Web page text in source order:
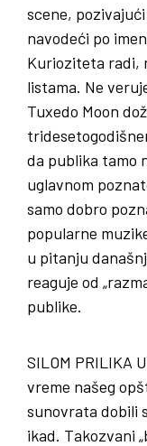
scene,
navodeći po
Kurioziteta radi,
listama. Ne
Tuxedo Moon
da publika tamo
uglavnom
samo dobro
popularne
u pitanju
reaguje od
publike.
SILOM PRILIKA U
vreme našeg
sunovrata dobili
ikad. Takozvani